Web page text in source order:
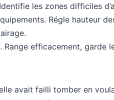
les zones difficiles
Régle hauteur
Range efficacement, garde
avait failli tomber en